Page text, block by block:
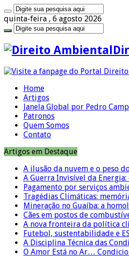
quinta-feira , 6 agosto 2026
Home
Artigos
Janela Global por Pedro
Patronos
Quem Somos
Contato
Artigos em Destaque
A ilusão da nuvem e o peso
A Guerra Invisível da
Pagamento por serviços
Tragédias Climáticas:
Mineração no Guaíba: a
Cães em postos de
A nova fronteira da política
Futebol, sustentabilidade e
A Disciplina Técnica das
O Amor Está no Ar…